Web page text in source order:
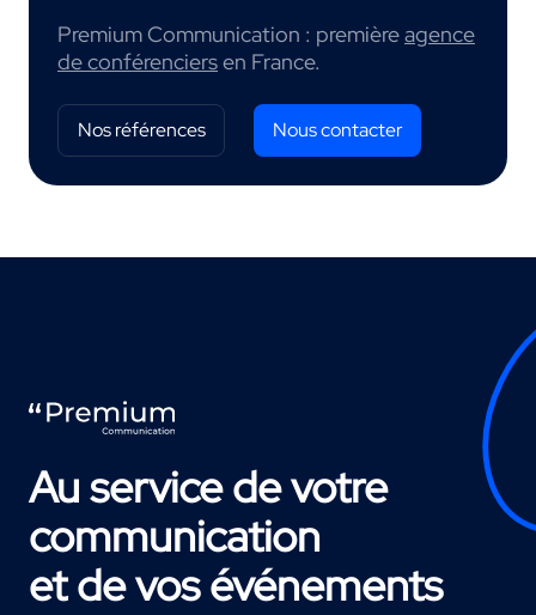
Premium Communication : premièreagence
de conférenciersen France.
Nos références Nous contacter
Au service de votre
communication
et de vos événements